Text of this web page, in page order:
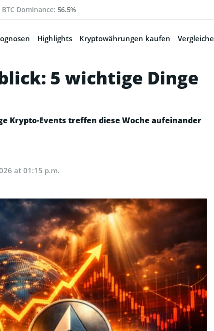
BTC Dominance: 56.5%
Highlights Kryptowährungen kaufen Vergleiche
5 wichtige Dinge
Krypto-Events treffen diese Woche aufeinander
at 01:15 p.m.